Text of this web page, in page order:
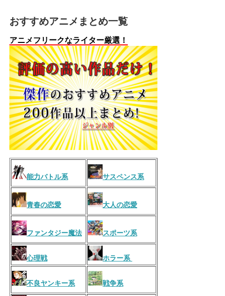
おすすめアニメまとめ一覧
アニメフリークなライター厳選！
能力バトル系 サスペンス系
青春の恋愛 大人の恋愛
ファンタジー魔法 スポーツ系
心理戦 ホラー系
不良ヤンキー系 戦争系